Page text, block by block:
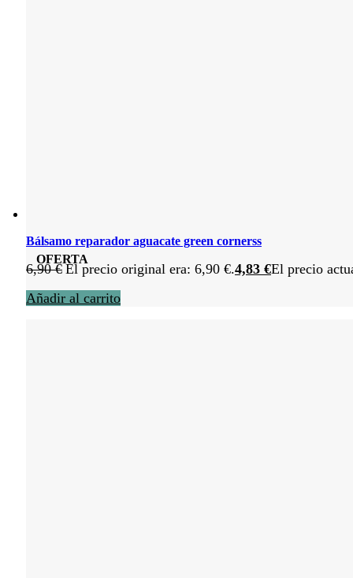
OFERTA
Bálsamo reparador aguacate green cornerss
6,90€ El precio original era: 6,90 €.4,83 €El precio
Añadir al carrito